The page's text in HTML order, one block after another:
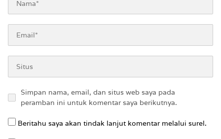
Simpan nama, email, dan situs web saya pada
peramban ini untuk komentar saya berikutnya.
Beritahu saya akan tindak lanjut komentar melalui surel.